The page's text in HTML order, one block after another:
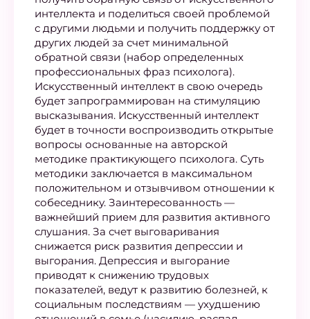
интеллекта и поделиться своей проблемой
с другими людьми и получить поддержку от
других людей за счет минимальной
обратной связи (набор определенных
профессиональных фраз психолога).
Искусственный интеллект в свою очередь
будет запрограммирован на стимуляцию
высказывания. Искусственный интеллект
будет в точности воспроизводить открытые
вопросы основанные на авторской
методике практикующего психолога. Суть
методики заключается в максимальном
положительном и отзывчивом отношении к
собеседнику. Заинтересованность —
важнейший прием для развития активного
слушания. За счет выговаривания
снижается риск развития депрессии и
выгорания. Депрессия и выгорание
приводят к снижению трудовых
показателей, ведут к развитию болезней, к
социальным последствиям — ухудшению